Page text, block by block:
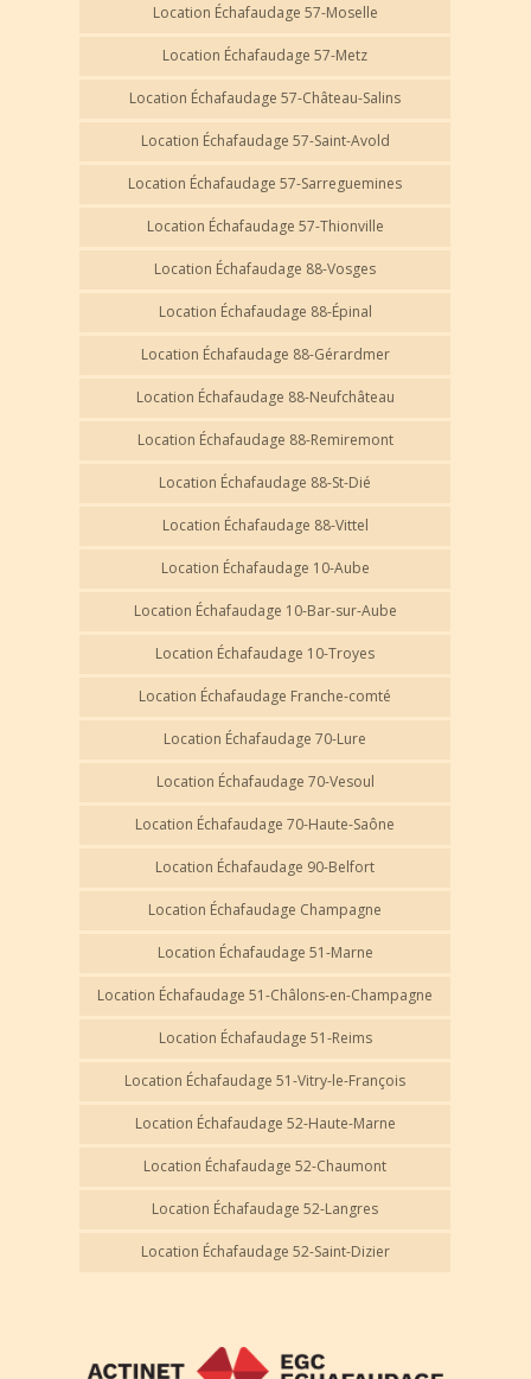
Location Échafaudage 57-Moselle
Location Échafaudage 57-Metz
Location Échafaudage 57-Château-Salins
Location Échafaudage 57-Saint-Avold
Location Échafaudage 57-Sarreguemines
Location Échafaudage 57-Thionville
Location Échafaudage 88-Vosges
Location Échafaudage 88-Épinal
Location Échafaudage 88-Gérardmer
Location Échafaudage 88-Neufchâteau
Location Échafaudage 88-Remiremont
Location Échafaudage 88-St-Dié
Location Échafaudage 88-Vittel
Location Échafaudage 10-Aube
Location Échafaudage 10-Bar-sur-Aube
Location Échafaudage 10-Troyes
Location Échafaudage Franche-comté
Location Échafaudage 70-Lure
Location Échafaudage 70-Vesoul
Location Échafaudage 70-Haute-Saône
Location Échafaudage 90-Belfort
Location Échafaudage Champagne
Location Échafaudage 51-Marne
Location Échafaudage 51-Châlons-en-Champagne
Location Échafaudage 51-Reims
Location Échafaudage 51-Vitry-le-François
Location Échafaudage 52-Haute-Marne
Location Échafaudage 52-Chaumont
Location Échafaudage 52-Langres
Location Échafaudage 52-Saint-Dizier